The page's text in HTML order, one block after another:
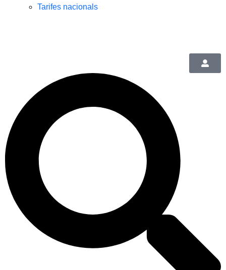
Tarifes nacionals